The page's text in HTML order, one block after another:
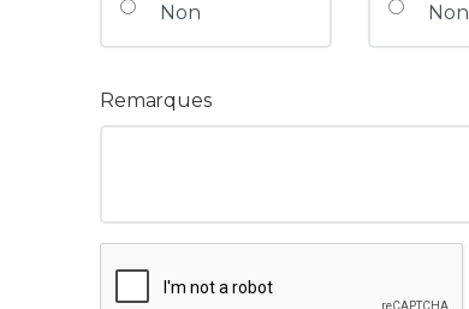
Non
Non
Remarques